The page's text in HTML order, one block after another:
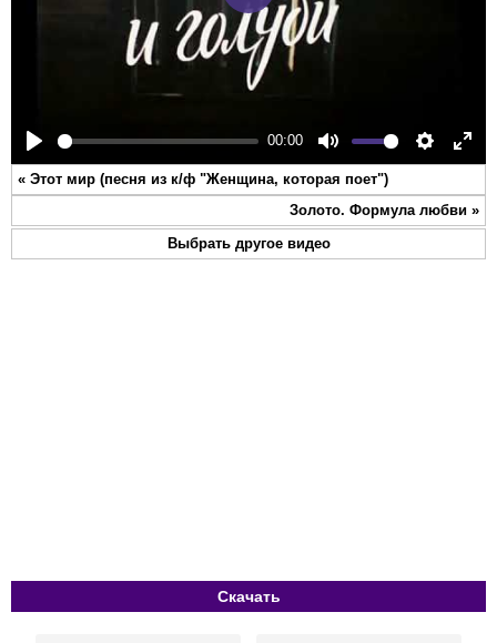
Play
00:00
Mute Settings
Play
« Этот мир (песня из к/ф "Женщина, которая поет")
Золото. Формула любви »
Выбрать другое видео
Скачать